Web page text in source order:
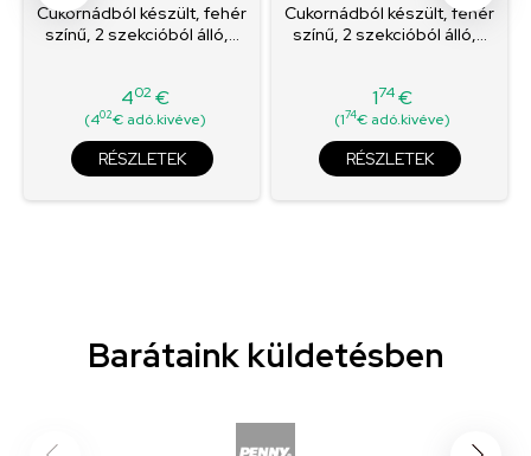
Cukornádból készült, fehér
színű, 2 szekcióból álló,...
Ár
402 €
(402€ adó.kivéve)
RÉSZLETEK
Cukornádból készült, fehér
színű, 2 szekcióból álló,...
Ár
174€
(174€ adó.kivéve)
RÉSZLETEK
Barátaink küldetésben